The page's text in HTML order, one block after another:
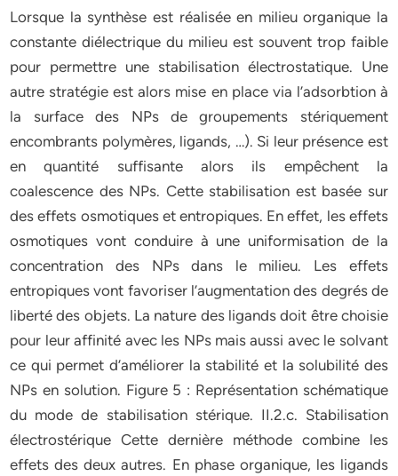
Lorsque la synthèse est réalisée en milieu organique la
constante diélectrique du milieu est souvent trop faible
pour permettre une stabilisation électrostatique. Une
autre stratégie est alors mise en place via l’adsorbtion à
la surface des NPs de groupements stériquement
encombrants polymères, ligands, …). Si leur présence est
en quantité suffisante alors ils empêchent la
coalescence des NPs. Cette stabilisation est basée sur
des effets osmotiques et entropiques. En effet, les effets
osmotiques vont conduire à une uniformisation de la
concentration des NPs dans le milieu. Les effets
entropiques vont favoriser l’augmentation des degrés de
liberté des objets. La nature des ligands doit être choisie
pour leur affinité avec les NPs mais aussi avec le solvant
ce qui permet d’améliorer la stabilité et la solubilité des
NPs en solution. Figure 5 : Représentation schématique
du mode de stabilisation stérique. II.2.c. Stabilisation
électrostérique Cette dernière méthode combine les
effets des deux autres. En phase organique, les ligands